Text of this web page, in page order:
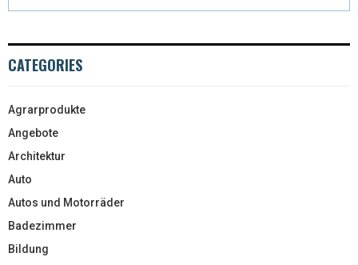
CATEGORIES
Agrarprodukte
Angebote
Architektur
Auto
Autos und Motorräder
Badezimmer
Bildung